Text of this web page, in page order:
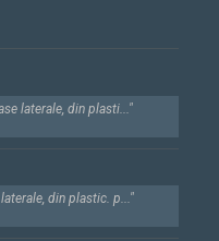
laterale, din plasti..."
din plastic. p..."